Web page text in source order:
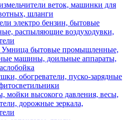
веток, машинки для
шланги
электро бензин, бытовые
распыляющие воздуходувки,
Умница бытовые промышленные,
машины, доильные аппараты,
обогреватели, пуско-зарядные
мойки высокого давления, весы,
дорожные зеркала,